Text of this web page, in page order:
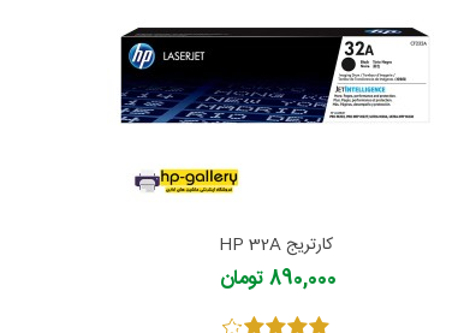
کارتریج HP 32A
890,000 تومان